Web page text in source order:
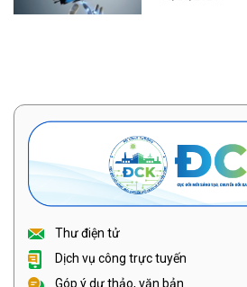
Thư điện tử
Dịch vụ công trực tuyến
Góp ý dự thảo, văn bản